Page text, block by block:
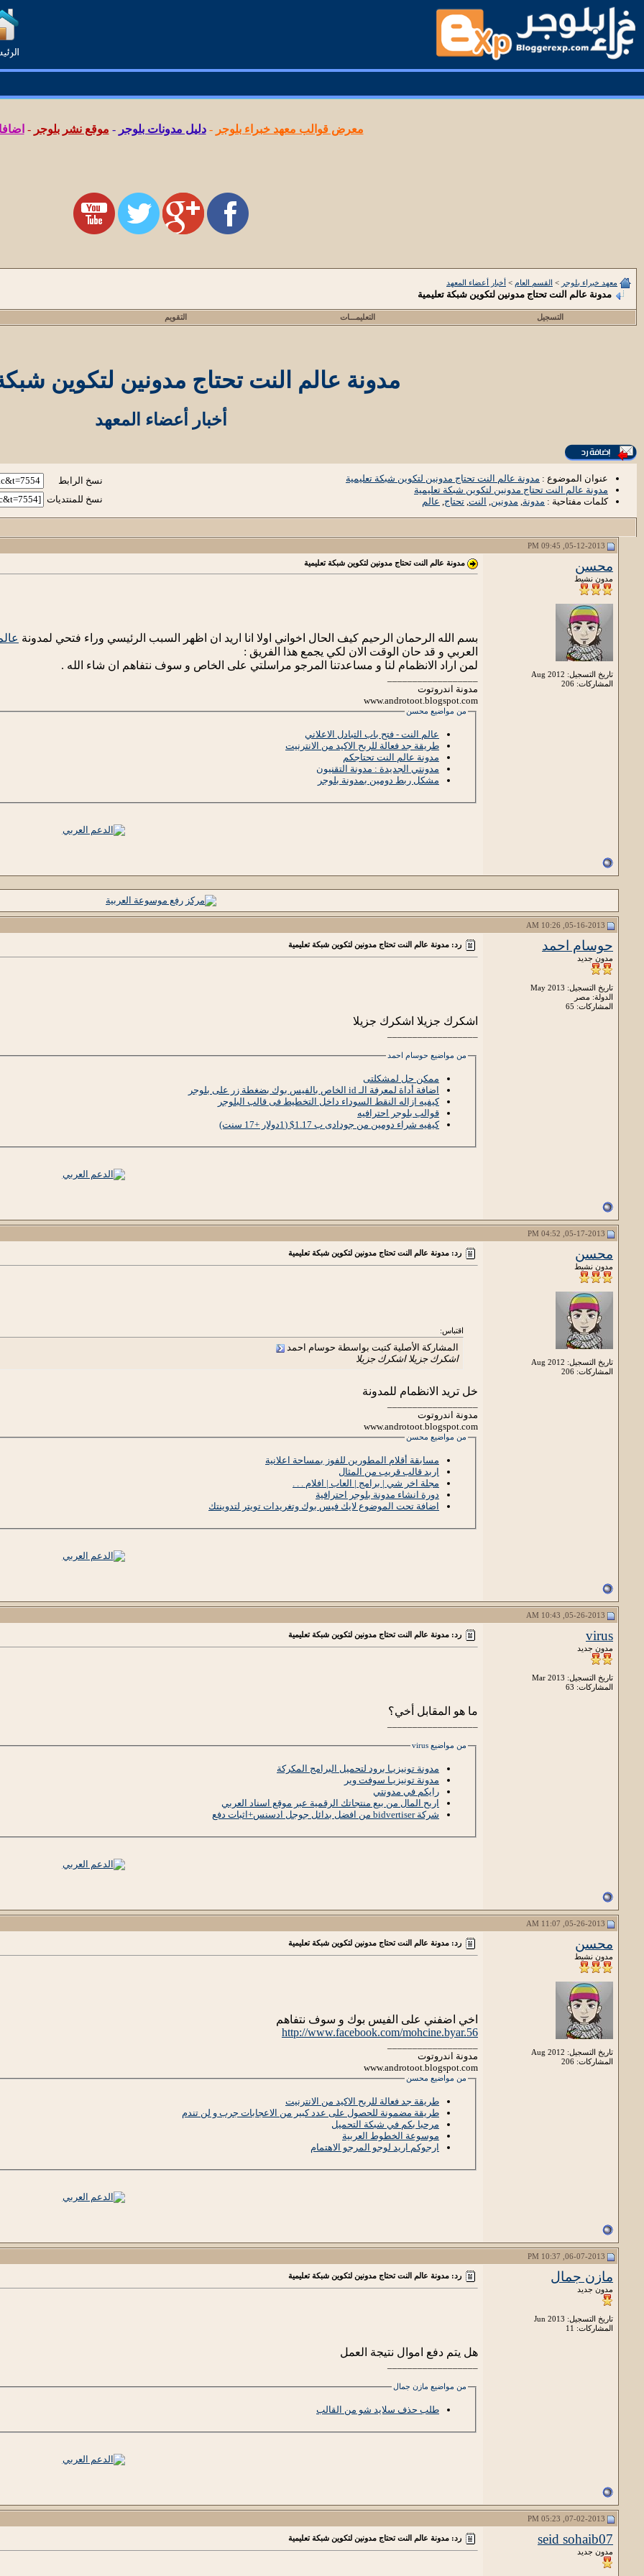
معرض قوالب معهد خبراء بلوجر -دليل مدونات بلوجر - موقع نشر بلوجر -
معهد خبراء بلوجر > القسم العام > أخبار أعضاء المعهد
مدونة عالم النت تحتاج مدونين لتكوين شبكة تعليمية
التسجيل التعليمـــات التقويم
مدونة عالم النت تحتاج مدونين لتكوين
أخبار أعضاء المعهد
عنوان الموضوع : مدونة عالم النت تحتاج مدونين لتكوين شبكة تعليمية
مدونة عالم النت تحتاج مدونين لتكوين شبكة تعليمية
كلمات مفتاحية : مدونة, مدونين, النت, تحتاج, عالم
نسخ الرابط
نسخ للمنتديات
محسن
مدون نشيط
تاريخ التسجيل: Aug 2012
المشاركات: 206
مدونة عالم النت تحتاج مدونين لتكوين شبكة تعليمية
بسم الله الرحمان الرحيم كيف الحال اخواني اولا انا اريد ان اظهر السبب الرئيسي وراء فتحي لمدونة
العربي و قد حان الوقت الان لكي يجمع هذا الفريق :
لمن اراد الانظمام لنا و مساعدتنا المرجو مراسلتي على الخاص و سوف نتفاهم ان شاء الله .
مدونة اندروتوت
www.androtoot.blogspot.com
من مواضيع محسن
عالم النت - فتح باب التبادل الاعلاني
طريقة جد فعالة للربح الاكيد من الانترنيت
مدونة عالم النت تحتاجكم
مدونتي الجديدة : مدونة التقنيون
مشكل ربط دومين بمدونة بلوجر
حوسام احمد
مدون جديد
تاريخ التسجيل: May 2013
الدولة: مصر
المشاركات: 65
رد: مدونة عالم النت تحتاج مدونين لتكوين شبكة تعليمية
اشكرك جزيلا اشكرك جزيلا
من مواضيع حوسام احمد
ممكن حل لمشكلتى
اضافة أداة لمعرفة الـ id الخاص بالفيس بوك بضغطة زر على بلوجر
كيفيه ازاله النقط السوداء داخل التخطيط فى قالب البلوجر
قوالب بلوجر احترافيه
كيفيه شراء دومين من جودادى ب 1.17$ (1دولار +17 سنت)
محسن
مدون نشيط
تاريخ التسجيل: Aug 2012
المشاركات: 206
رد: مدونة عالم النت تحتاج مدونين لتكوين شبكة تعليمية
اقتباس:
المشاركة الأصلية كتبت بواسطة حوسام احمد
اشكرك جزيلا اشكرك جزيلا
خل تريد الانظمام للمدونة
مدونة اندروتوت
www.androtoot.blogspot.com
من مواضيع محسن
مسابقة أقلام المطورين للفوز بمساحة اعلانية
اربد قالب قريب من المثال
مجلة اخر شي | برامج | العاب | افلام . . .
دورة انشاء مدونة بلوجر احترافية
اضافة تحت الموضوع لايك فيس بوك وتغريدات تويتر لتدوينتك
virus
مدون جديد
تاريخ التسجيل: Mar 2013
المشاركات: 63
رد: مدونة عالم النت تحتاج مدونين لتكوين شبكة تعليمية
ما هو المقابل أخي؟
من مواضيع virus
مدونة تونيزيـا برود لتحميل البرامج المكركة
مدونة تونيزيـا سوفت وير
رايكم في مدونتي
اربح المال من بيع منتجاتك الرقمية عبر موقع اسناد العربي
شركة bidvertiser من افضل بدائل جوجل ادسنس+اثبات دفع
محسن
مدون نشيط
تاريخ التسجيل: Aug 2012
المشاركات: 206
رد: مدونة عالم النت تحتاج مدونين لتكوين شبكة تعليمية
اخي اضفني على الفيس بوك و سوف نتفاهم
http://www.facebook.com/mohcine.byar.56
مدونة اندروتوت
www.androtoot.blogspot.com
من مواضيع محسن
طريقة جد فعالة للربح الاكيد من الانترنيت
طريقة مضمونة للحصول على عدد كبير من الاعجابات جرب و لن تندم
مرحبا بكم في شبكة التحميل
موسوعة الخطوط العربية
ارجوكم اريد لوجو المرجو الاهتمام
مازن جمال
مدون جديد
تاريخ التسجيل: Jun 2013
المشاركات: 11
رد: مدونة عالم النت تحتاج مدونين لتكوين شبكة تعليمية
هل يتم دفع اموال نتيجة العمل
من مواضيع مازن جمال
طلب حذف سلايد شو من القالب
seid sohaib07
مدون جديد
رد: مدونة عالم النت تحتاج مدونين لتكوين شبكة تعليمية